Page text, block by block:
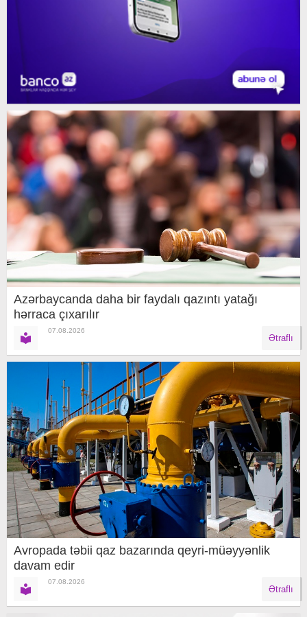
Azərbaycanda daha bir faydalı qazıntı yatağı
hərraca çıxarılır
07.08.2026
Ətraflı
Avropada təbii qaz bazarında qeyri-müəyyənlik
davam edir
07.08.2026
Ətraflı